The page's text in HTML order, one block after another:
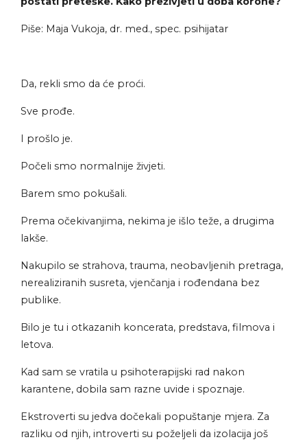
Piše: Maja Vukoja, dr. med., spec. psihijatar
Da, rekli smo da će proći.
Sve prođe.
I prošlo je.
Počeli smo normalnije živjeti.
Barem smo pokušali.
Prema očekivanjima, nekima je išlo teže, a drugima
lakše.
Nakupilo se strahova, trauma, neobavljenih pretraga,
nerealiziranih susreta, vjenčanja i rođendana bez
publike.
Bilo je tu i otkazanih koncerata, predstava, filmova i
letova.
Kad sam se vratila u psihoterapijski rad nakon
karantene, dobila sam razne uvide i spoznaje.
Ekstroverti su jedva dočekali popuštanje mjera. Za
razliku od njih, introverti su poželjeli da izolacija još